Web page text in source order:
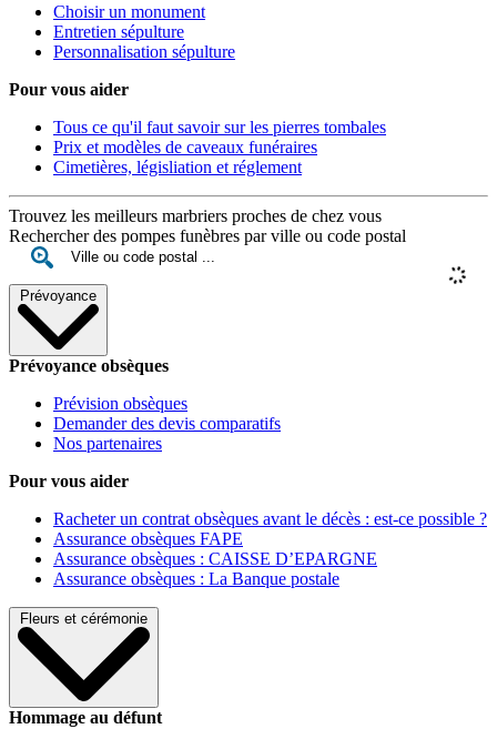
Choisir un monument
Entretien sépulture
Personnalisation sépulture
Pour vous aider
Tous ce qu'il faut savoir sur les pierres tombales
Prix et modèles de caveaux funéraires
Cimetières, législiation et réglement
Trouvez les meilleurs marbriers proches de chez vous
Rechercher des pompes funèbres par ville ou code postal
Prévoyance
Prévoyance obsèques
Prévision obsèques
Demander des devis comparatifs
Nos partenaires
Pour vous aider
Racheter un contrat obsèques avant le décès : est-ce possible ?
Assurance obsèques FAPE
Assurance obsèques : CAISSE D’EPARGNE
Assurance obsèques : La Banque postale
Fleurs et cérémonie
Hommage au défunt